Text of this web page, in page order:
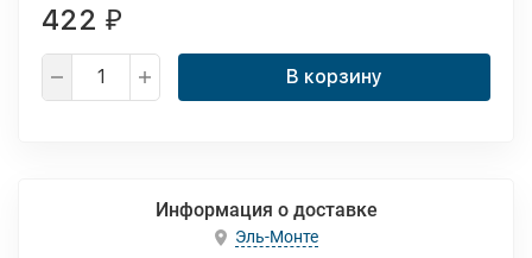
422 ₽
В корзину
Информация о доставке
Эль-Монте